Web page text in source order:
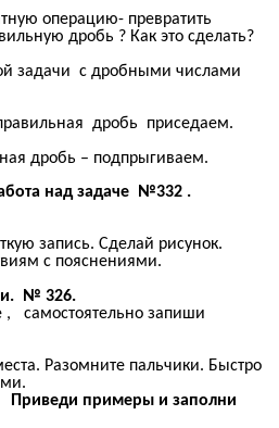
операцию- превратить
дробь ? Как это сделать?
задачи с дробными числами
правильная дробь приседаем.
дробь – подпрыгиваем.
над задаче №332 .
запись. Сделай рисунок.
с пояснениями.
№ 326.
, самостоятельно запиши
Разомните пальчики. Быстро
Приведи примеры и заполни